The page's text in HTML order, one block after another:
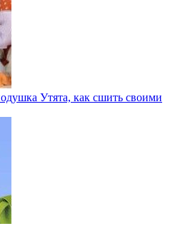
Утята, как сшить своими